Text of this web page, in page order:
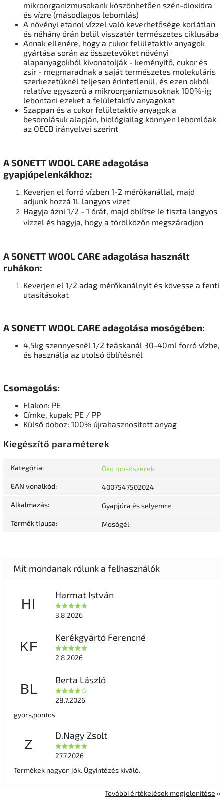
mikroorganizmusokank köszönhetően szén-dioxidra
és vízre (másodlagos lebomlás)
A növényi etanol vízzel való keverhetősége korlátlan
és néhány órán belül visszatér természetes ciklusába
Annak ellenére, hogy a cukor felületaktív anyagok
gyártása során az összetevőket növényi
alapanyagokból kivonatolják - keményítő, cukor és
zsír - megmaradnak a saját természetes molekuláris
szerkezetüknél teljesen érintetlenül, és ezen okból
relatíve egyszerű a mikroorganizmusoknak 100%-ig
lebontani ezeket a felületaktív anyagokat
Szappan és a cukor felületaktív anyagok a
besorolásuk alapján, biológiailag könnyen lebomlóak
az OECD irányelvei szerint
A SONETT WOOL CARE adagolása
gyapjúpelenkákhoz:
Keverjen el forró vízben 1-2 mérőkanállal, majd
adjunk hozzá 1L langyos vizet
Hagyja ázni 1/2 - 1 órát, majd öblítse le tiszta langyos
vízzel és hagyja, hogy a törölközőn megszáradjon
A SONETT WOOL CARE adagolása használt
ruhákon:
Keverjen el 1/2 adag mérőkanálnyit és kövesse a fenti
utasításokat
A SONETT WOOL CARE adagolása mosógében:
4,5kg szennyesnél 1/2 teáskanál 30-40ml forró vízbe,
és használja az utolsó öblítésnél
Csomagolás:
Flakon: PE
Címke, kupak: PE / PP
Külső doboz: 100% újrahasznosított anyag
Kiegészítő paraméterek
Kategória: Öko mosószerek
EAN vonalkód: 4007547502024
Alkalmazás: Gyapjúra és selyemre
Termék típusa: Mosógél
HI
Harmat István
3.8.2026
KF
Kerékgyártó Ferencné
2.8.2026
BL
Berta László
28.7.2026
gyors,pontos
Z
D.Nagy Zsolt
27.7.2026
Termékek nagyon jók. Ügyintézés kiváló.
További értékelések megjelenítése